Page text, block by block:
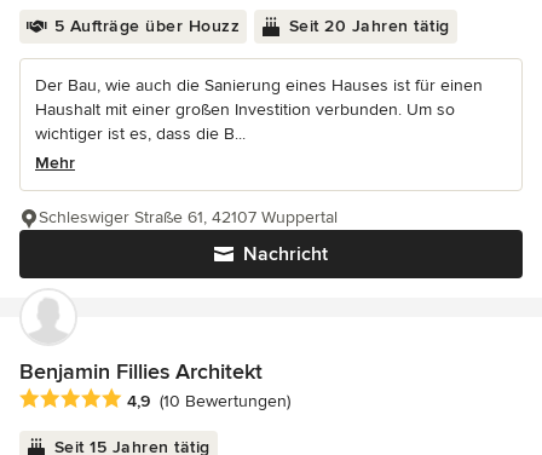
5 Aufträge über Houzz Seit 20 Jahren tätig
Der Bau, wie auch die Sanierung eines Hauses ist für einen
Haushalt mit einer großen Investition verbunden. Um so
wichtiger ist es, dass die B...
Mehr
Nachricht
Schleswiger Straße 61, 42107 Wuppertal
Benjamin Fillies Architekt
Durchschnittliche Bewertung: 4.9 von 5 Sternen
4,9 (10 Bewertungen)
Seit 15 Jahren tätig